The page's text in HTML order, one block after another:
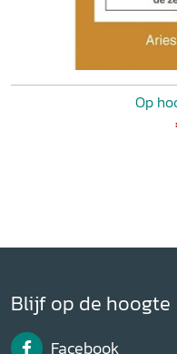
Op
Blijf op de hoogte
Facebook